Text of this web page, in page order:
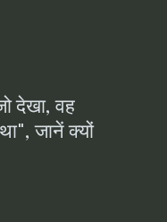
देखा, वह
जानें क्यों